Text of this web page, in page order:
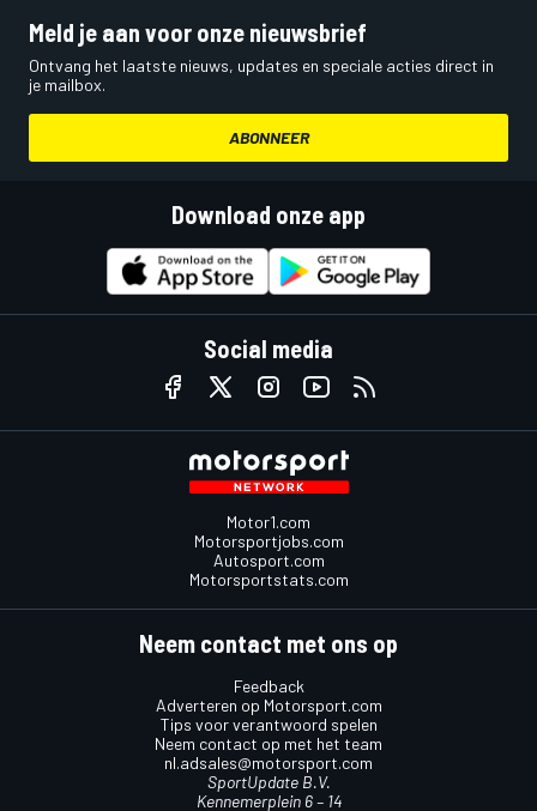
Meld je aan voor onze nieuwsbrief
Ontvang het laatste nieuws, updates en speciale acties direct in
je mailbox.
ABONNEER
Download onze app
Social media
Motor1.com
Motorsportjobs.com
Autosport.com
Motorsportstats.com
Neem contact met ons op
Feedback
Adverteren op Motorsport.com
Tips voor verantwoord spelen
Neem contact op met het team
nl.adsales@motorsport.com
SportUpdate B.V.
Kennemerplein 6 – 14